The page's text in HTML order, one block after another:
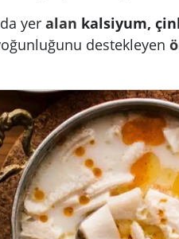
yer alan kalsiyum,
destekleyen